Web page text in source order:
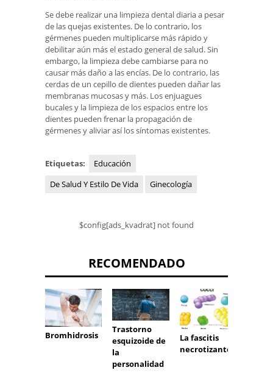
Se debe realizar una limpieza dental diaria a pesar
de las quejas existentes. De lo contrario, los
gérmenes pueden multiplicarse más rápido y
debilitar aún más el estado general de salud. Sin
embargo, la limpieza debe cambiarse para no
causar más daño a las encías. De lo contrario, las
cerdas de un cepillo de dientes pueden dañar las
membranas mucosas y más. Los enjuagues
bucales y la limpieza de los espacios entre los
dientes pueden frenar la propagación de
gérmenes y aliviar así los síntomas existentes.
Etiquetas:
Educación
De Salud Y Estilo De Vida
Ginecología
$config[ads_kvadrat] not found
RECOMENDADO
Bromhidrosis
Trastorno
esquizoide de
la
personalidad
La fascitis
necrotizante